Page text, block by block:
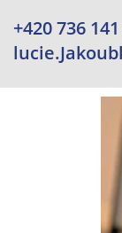
+420 736